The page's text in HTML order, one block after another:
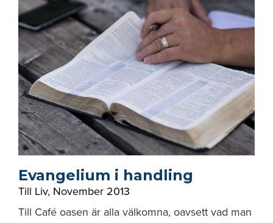
Evangelium i handling
Till Liv, November 2013
Till Café oasen är alla välkomna, oavsett vad man